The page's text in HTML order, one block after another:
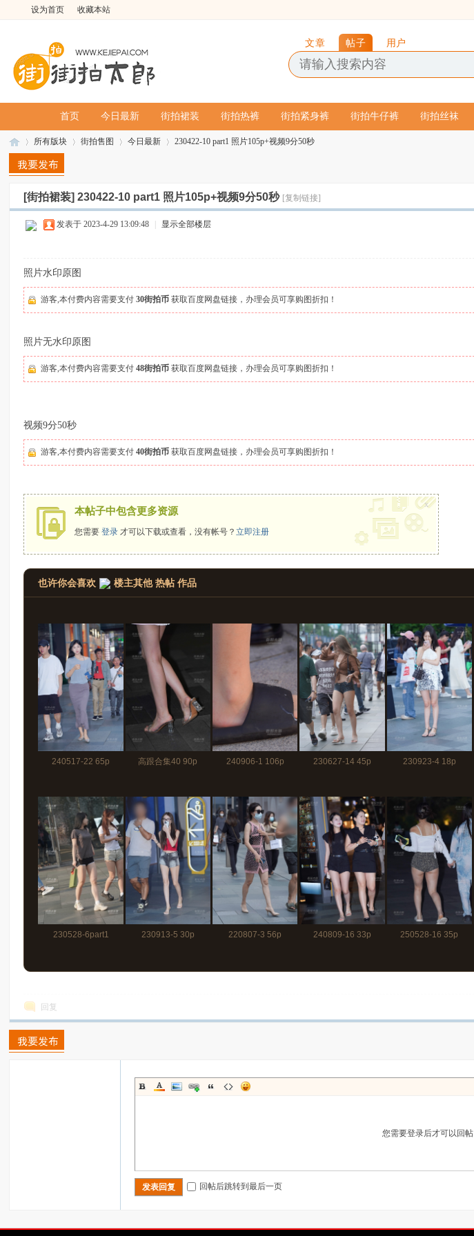
设为首页 收藏本站
文章 帖子 用户
首页 今日最新 街拍裙装 街拍热裤 街拍紧身裤 街拍牛仔裤 街拍丝袜
»
所有版块
›
街拍售图
›
今日最新
›
230422-10 part1 照片105p+视频9分50秒
[街拍裙装]230422-10 part1 照片105p+视频9分50秒 [复制链接]
发表于 2023-4-29 13:09:48 显示全部楼层
照片水印原图
游客,本付费内容需要支付30街拍币 获取百度网盘链接，办理会员可享购图折扣！
照片无水印原图
游客,本付费内容需要支付48街拍币 获取百度网盘链接，办理会员可享购图折扣！
视频9分50秒
游客,本付费内容需要支付40街拍币 获取百度网盘链接，办理会员可享购图折扣！
本帖子中包含更多资源
您需要登录 才可以下载或查看，没有帐号？立即注册
x
也许你会喜欢 楼主其他 热帖 作品
240517-22 65p 高跟合集40 90p 240906-1 106p 230627-14 45p 230923-4 18p
230528-6part1 230913-5 30p 220807-3 56p 240809-16 33p 250528-16 35p
回复
您需要登录后才可以回帖
发表回复 回帖后跳转到最后一页